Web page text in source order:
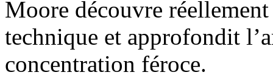
Moore découvre
technique et approfondit
concentration féroce.